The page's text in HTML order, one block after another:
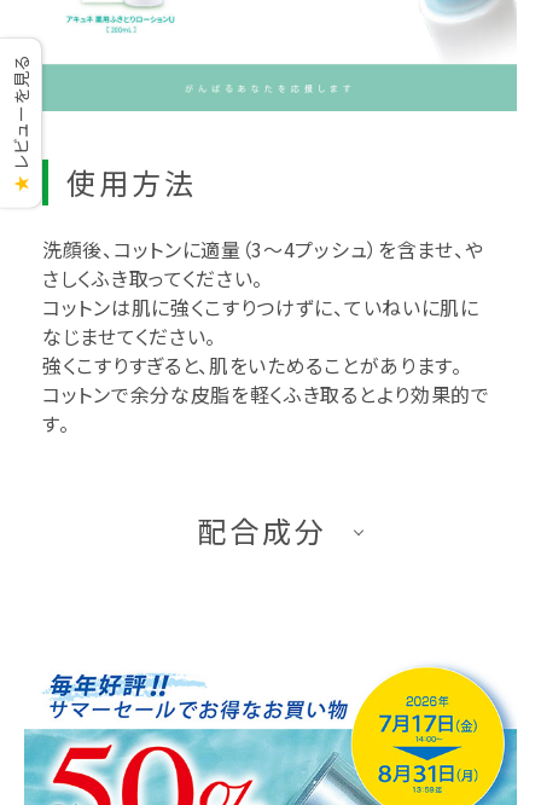
使用方法
洗顔後、コットンに適量（3～4プッシュ）を含ませ、や
さしくふき取ってください。
コットンは肌に強くこすりつけずに、ていねいに肌に
なじませてください。
強くこすりすぎると、肌をいためることがあります。
コットンで余分な皮脂を軽くふき取るとより効果的で
す。
配合成分
★
レビューを見る